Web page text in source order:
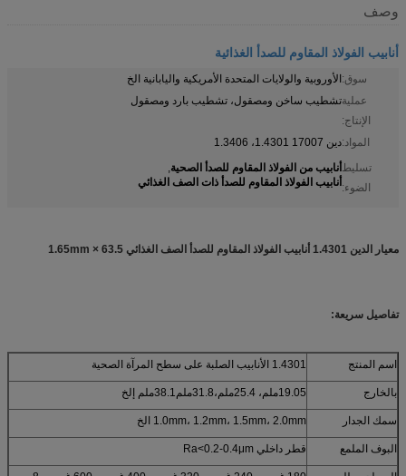
وصف
أنابيب الفولاذ المقاوم للصدأ الغذائية
سوق:الأوروبية والولايات المتحدة الأمريكية واليابانية الخ
عملية
الإنتاج:
تشطيب ساخن ومصقول، تشطيب بارد ومصقول
المواد:دين 17007 1.4301، 1.3406
تسليط
الضوء:
أنابيب من الفولاذ المقاوم للصدأ الصحية,
أنابيب الفولاذ المقاوم للصدأ ذات الصف الغذائي
معيار الدين 1.4301 أنابيب الفولاذ المقاوم للصدأ الصف الغذائي 63.5 × 1.65mm
تفاصيل سريعة:
اسم المنتج 1.4301 الأنابيب الصلبة على سطح المرآة الصحية
بالخارج 19.05ملم، 25.4ملم،31.8ملم38.1ملم إلخ
سمك الجدار 1.0mm، 1.2mm، 1.5mm، 2.0mm الخ
البوف الملمع قطر داخلي Ra<0.2-0.4μm